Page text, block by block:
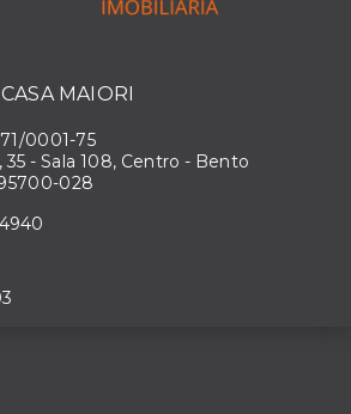
MAIORI
0001-75
35 - Sala 108, Centro - Bento
028